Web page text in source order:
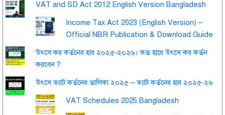
VAT and SD Act 2012 English Version Bangladesh
Income Tax Act 2023 (English Version) –
Official NBR Publication & Download Guide
উৎসে কর কর্তনের হার ২০২৫-২০২৬। কত হারে উৎসে কর কর্তন
করবেন ?
উৎসে ভ্যাট কর্তনের তালিকা ২০২৫ – ভ্যাট কর্তনের হার ২০২৫-২৬
VAT Schedules 2025 Bangladesh